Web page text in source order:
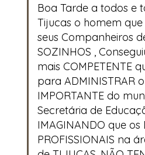
Boa Tarde a todos e
Tijucas o homem
seus Companheiros
SOZINHOS ,
mais COMPETENTE
para ADMINISTRAR
IMPORTANTE do
Secretária de
IMAGINANDO que os
PROFISSIONAIS na